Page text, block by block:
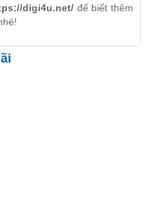
digi4u.net/ để biết thêm